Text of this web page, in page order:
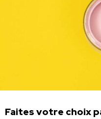
Faites votre choix